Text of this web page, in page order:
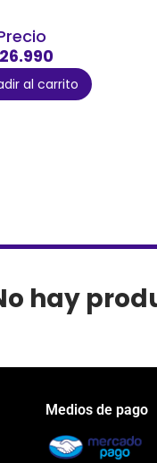
al carrito
hay
Medios de pago